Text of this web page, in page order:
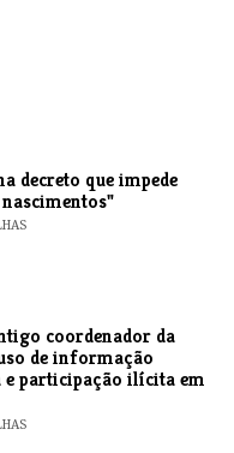
decreto que impede
coordenador da
de informação
participação ilícita em